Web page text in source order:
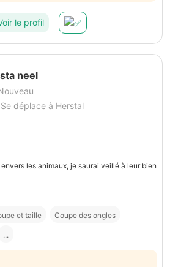
le profil
neel
Se déplace à Herstal
les animaux, je saurai veillé à leur bien
et taille Coupe des ongles
...